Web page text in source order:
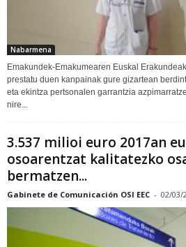
Nabarmena
Emakundek-Emakumearen Euskal
prestatu duen kanpainak gure gizartean
eta ekintza pertsonalen garrantzia
nire...
3.537 milioi euro 2017an
osoarentzat kalitatezko
bermatzen...
Gabinete de Comunicación OSI EEC - 02/03/